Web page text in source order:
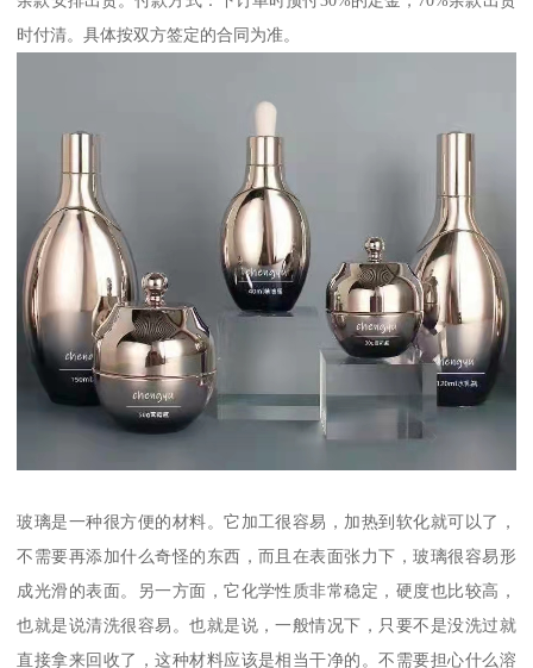
时付清。具体按双方签定的合同为准。
玻璃是一种很方便的材料。它加工很容易，加热到软化就可以了，
不需要再添加什么奇怪的东西，而且在表面张力下，玻璃很容易形
成光滑的表面。另一方面，它化学性质非常稳定，硬度也比较高，
也就是说清洗很容易。也就是说，一般情况下，只要不是没洗过就
直接拿来回收了，这种材料应该是相当干净的。不需要担心什么溶